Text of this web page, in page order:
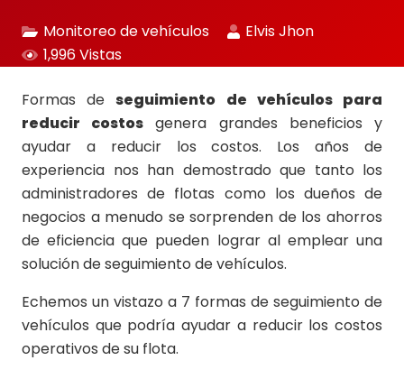
Monitoreo de vehículos
Elvis Jhon
1,996Vistas
Formas deseguimiento de vehículos para
reducir costos genera grandes beneficios y
ayudar a reducir los costos. Los años de
experiencia nos han demostrado que tanto los
administradores de flotas como los dueños de
negocios a menudo se sorprenden de los ahorros
de eficiencia que pueden lograr al emplear una
solución de seguimiento de vehículos.
Echemos un vistazo a 7 formas de seguimiento de
vehículos que podría ayudar a reducir los costos
operativos de su flota.